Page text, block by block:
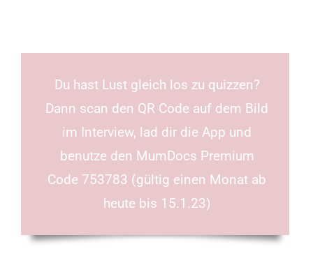
Du hast Lust gleich los zu quizzen?
Dann scan den QR Code auf dem Bild
im Interview, lad dir die App und
benutze den MumDocs Premium
Code 753783 (gültig einen Monat ab
heute bis 15.1.23)